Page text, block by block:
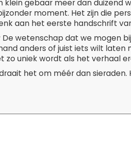
klein gebaar meer dan duizend
moment. Het zijn die
aan het eerste handschrift
De wetenschap dat we mogen
anders of juist iets wilt
zo uniek wordt als het verhaal
het om méér dan